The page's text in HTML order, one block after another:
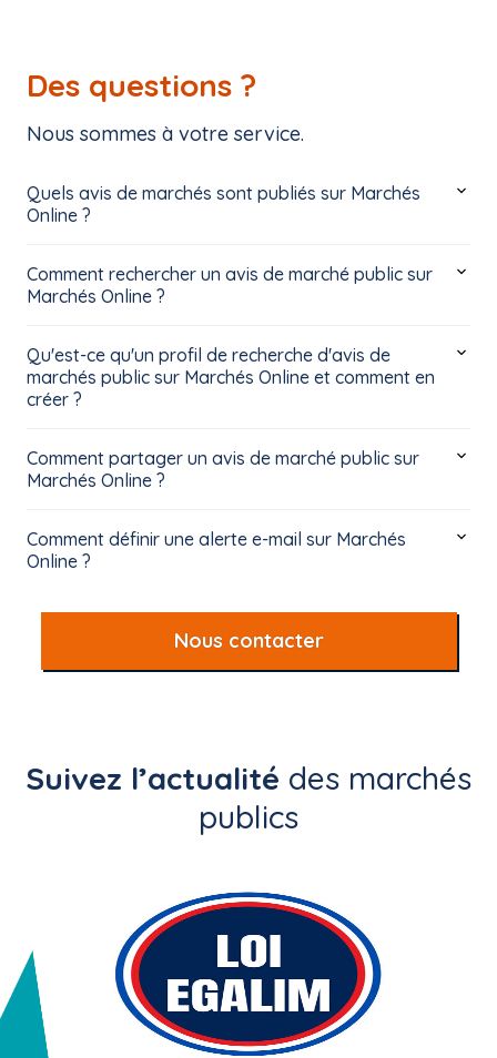
Des questions ?
Nous sommes à votre service.
Quels avis de marchés sont publiés sur Marchés
Online ?
Comment rechercher un avis de marché public sur
Marchés Online ?
Qu'est-ce qu'un profil de recherche d'avis de
marchés public sur Marchés Online et comment en
créer ?
Comment partager un avis de marché public sur
Marchés Online ?
Comment définir une alerte e-mail sur Marchés
Online ?
Nous contacter
Suivez l’actualité des marchés
publics